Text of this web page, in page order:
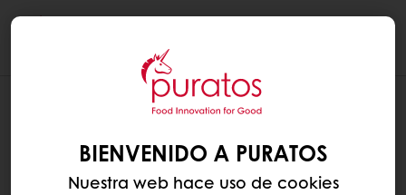
¿CUÁL ES LA DIFERENCIA ENTRE
“FUENTE DE FIBRAS” Y “RICO EN
FIBRAS”?BIENVENIDO A PURATOS
Nuestra web hace uso de cookies